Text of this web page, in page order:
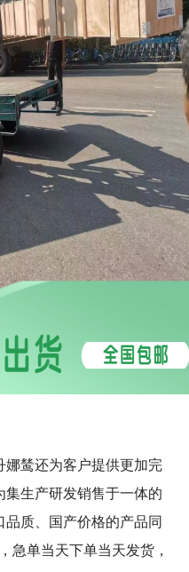
娜鸶还为客户提供更加完
生产研发销售于一体的
质、国产价格的产品同
急单当天下单当天发货，